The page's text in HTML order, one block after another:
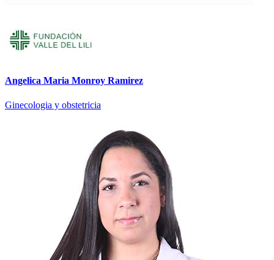
Angelica Maria Monroy Ramirez
Ginecologia y obstetricia